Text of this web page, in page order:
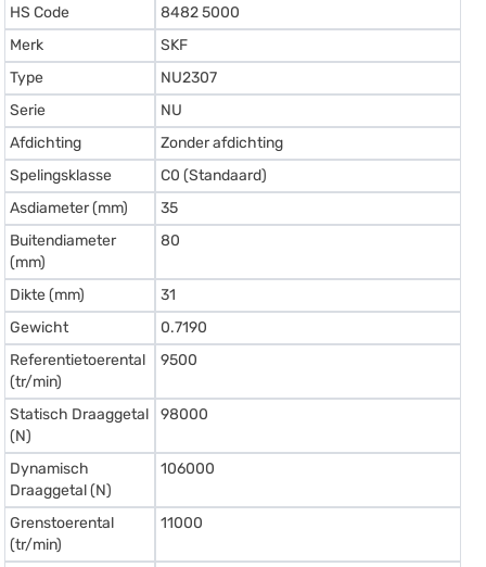
HS Code
8482 5000
Merk
SKF
Type
NU2307
Serie
NU
Afdichting
Zonder afdichting
Spelingsklasse
C0 (Standaard)
Asdiameter (mm)
35
Buitendiameter
(mm)
80
Dikte (mm)
31
Gewicht
0.7190
Referentietoerental
(tr/min)
9500
Statisch Draaggetal
(N)
98000
Dynamisch
Draaggetal (N)
106000
Grenstoerental
(tr/min)
11000